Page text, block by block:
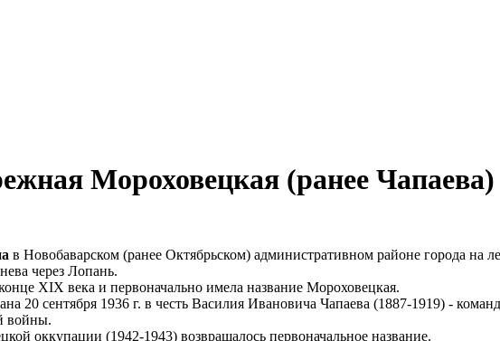
Мороховецкая (ранее Чапаева)
в Новобаварском (ранее Октябрьском) административном районе города на
через Лопань.
XIX века и первоначально имела название Мороховецкая.
20 сентября 1936 г. в честь Василия Ивановича Чапаева (1887-1919) -
войны.
оккупации (1942-1943) возвращалось первоначальное название.